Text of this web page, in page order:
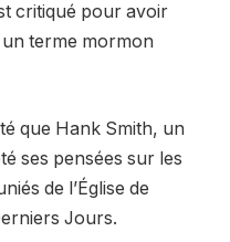
critiqué pour avoir
terme mormon
que Hank Smith, un
ses pensées sur les
de l’Église de
Jours.